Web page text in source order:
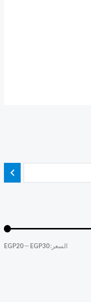
دع
السعر: EGP20—EGP30